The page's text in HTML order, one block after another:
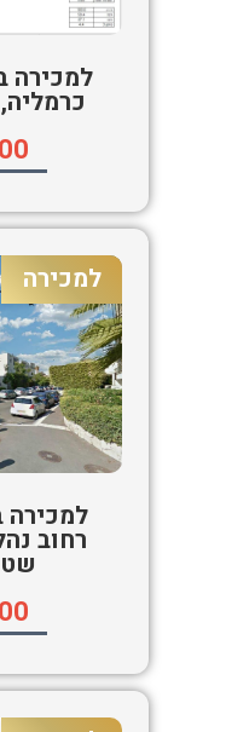
למכירה
כרמליה,
למכירה
למכירה